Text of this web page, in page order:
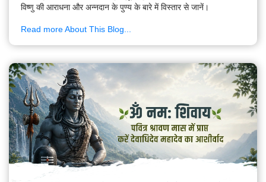
विष्णु की आराधना और अन्नदान के पुण्य के बारे में विस्तार से जानें।
Read more About This Blog...